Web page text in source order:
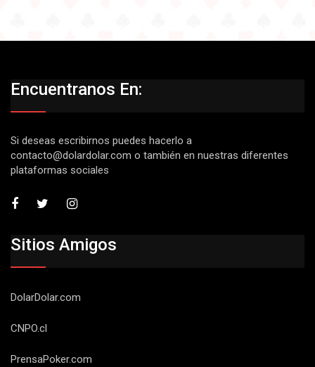
Encuentranos En:
Si deseas escribirnos puedes hacerlo a
contacto@dolardolar.com o también en nuestras diferentes
plataformas sociales
Sitios Amigos
DolarDolar.com
CNPO.cl
PrensaPoker.com